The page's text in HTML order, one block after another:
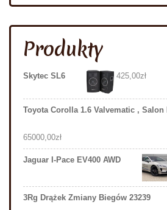
Produkty
Skytec SL6 425,00zł
Toyota Corolla 1.6 Valvematic , Salon
65000,00zł
Jaguar I-Pace EV400 AWD
3Rg Drążek Zmiany Biegów 23239